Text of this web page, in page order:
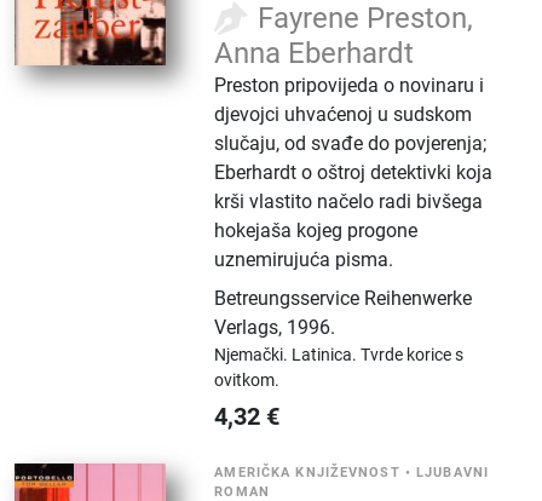
Fayrene Preston,
Anna Eberhardt
Preston pripovijeda o novinaru i
djevojci uhvaćenoj u sudskom
slučaju, od svađe do povjerenja;
Eberhardt o oštroj detektivki koja
krši vlastito načelo radi bivšega
hokejaša kojeg progone
uznemirujuća pisma.
Betreungsservice Reihenwerke
Verlags, 1996.
Njemački. Latinica.Tvrde korice s
ovitkom.
4,32 €
AMERIČKA KNJIŽEVNOST •LJUBAVNI
ROMAN